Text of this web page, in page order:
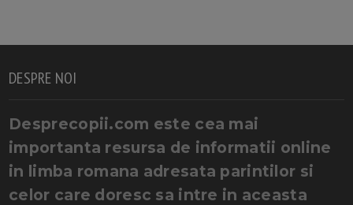
DESPRE NOI
Desprecopii.com este cea mai
importanta resursa de informatii online
in limba romana adresata parintilor si
celor care doresc sa intre in aceasta